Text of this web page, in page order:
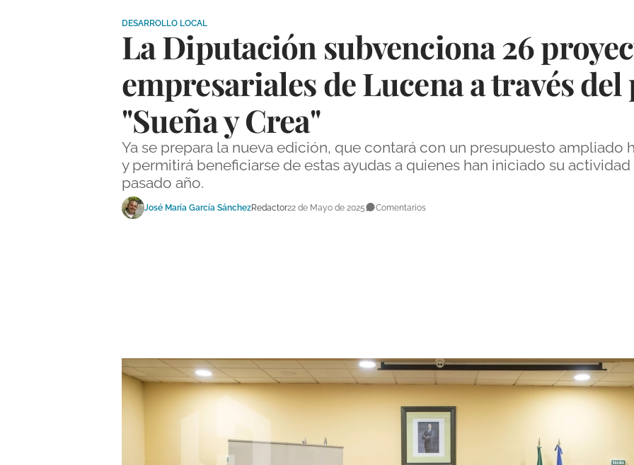
DESARROLLO LOCAL
La Diputación subvenciona 26
empresariales de Lucena a través
"Sueña y Crea"
Ya se prepara la nueva edición, que contará con un presupuesto ampliado
y permitirá beneficiarse de estas ayudas a quienes han iniciado su
pasado año.
José María García SánchezRedactor22 de Mayo de 2025 Comentarios